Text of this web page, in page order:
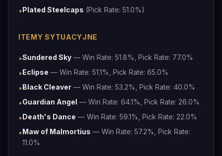
•Plated Steelcaps (Pick Rate: 51.0%)
ITEMY SYTUACYJNE
•Sundered Sky — Win Rate: 51.8%, Pick Rate: 77.0%
•Eclipse — Win Rate: 51.1%, Pick Rate: 65.0%
•Black Cleaver — Win Rate: 53.2%, Pick Rate: 40.0%
•Guardian Angel — Win Rate: 64.1%, Pick Rate: 26.0%
•Death's Dance — Win Rate: 59.1%, Pick Rate: 22.0%
•Maw of Malmortius — Win Rate: 57.2%, Pick Rate:
11.0%